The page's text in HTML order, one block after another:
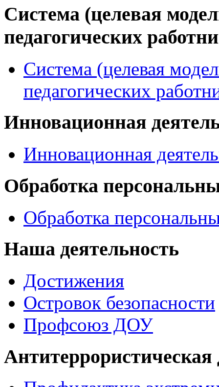
Система (целевая
педагогических
Система (целевая
педагогических
Инновационная
Инновационная
Обработка
Обработка
Наша деятельность
Достижения
Островок безопасности
Профсоюз ДОУ
Антитеррористическая